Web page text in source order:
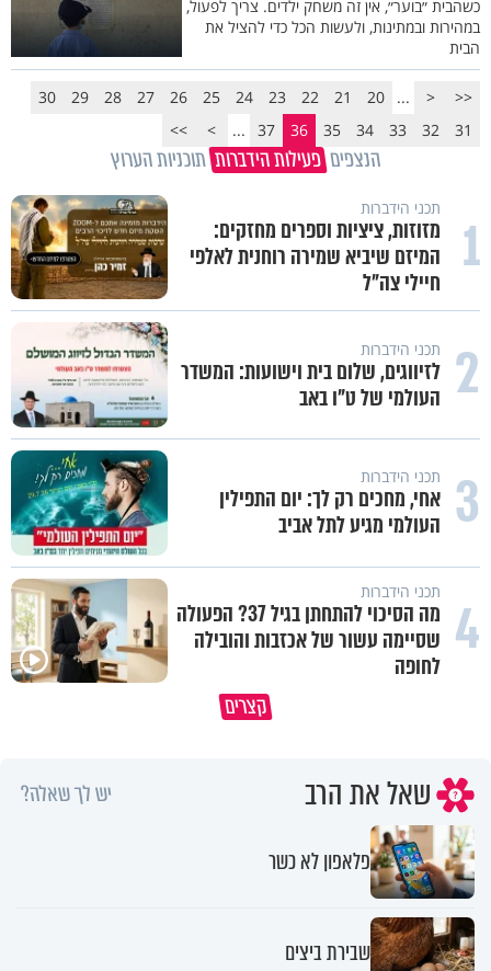
כשהבית ״בוער״, אין זה משחק ילדים. צריך לפעול,
במהירות ובמתינות, ולעשות הכל כדי להציל את
הבית
<<
<
...
20
21
22
23
24
25
26
27
28
29
30
31
32
33
34
35
36
37
...
>
>>
הנצפים פעילות הידברות תוכניות הערוץ
1 תכני הידברות
מזוזות, ציציות וספרים מחזקים:
המיזם שיביא שמירה רוחנית לאלפי
חיילי צה"ל
2 תכני הידברות
לזיווגים, שלום בית וישועות: המשדר
העולמי של ט"ו באב
3 תכני הידברות
אחי, מחכים רק לך: יום התפילין
העולמי מגיע לתל אביב
4 תכני הידברות
מה הסיכוי להתחתן בגיל 37? הפעולה
שסיימה עשור של אכזבות והובילה
לחופה
קצרים
משפחת מתן משתפת בהתמודדות עם
האמונה האמיתית בבורא עולם
שאל את הרב יש לך שאלה?
פלאפון לא כשר
שבירת ביצים